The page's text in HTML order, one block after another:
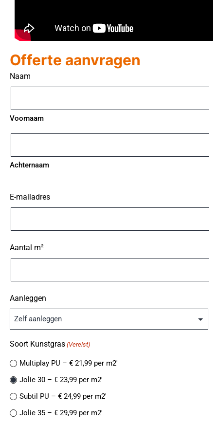
Offerte aanvragen
Naam
Voornaam
Achternaam
E-mailadres
Aantal m²
Aanleggen
Soort Kunstgras (Vereist)
Multiplay PU – € 21,99 per m2′
Jolie 30 – € 23,99 per m2′
Subtil PU – € 24,99 per m2′
Jolie 35 – € 29,99 per m2′